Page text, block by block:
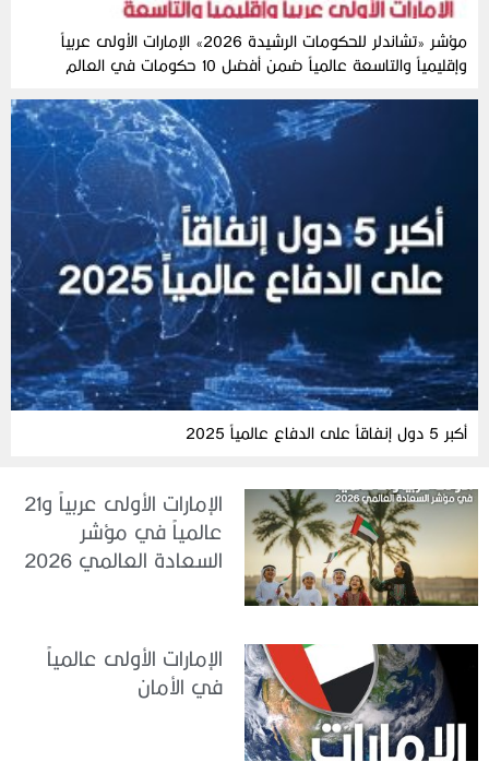
مؤشر «تشاندلر للحكومات الرشيدة 2026» الإمارات الأولى عربياً
وإقليمياً والتاسعة عالمياً ضمن أفضل 10 حكومات في العالم
أكبر 5 دول إنفاقاً على الدفاع عالمياً 2025
الإمارات الأولى عربياً و21
عالمياً في مؤشر
السعادة العالمي 2026
الإمارات الأولى عالمياً
في الأمان